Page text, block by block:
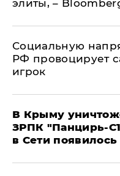
элиты, –
Социальную
РФ провоцирует
игрок
В Крыму
ЗРПК "Панцирь-
в Сети